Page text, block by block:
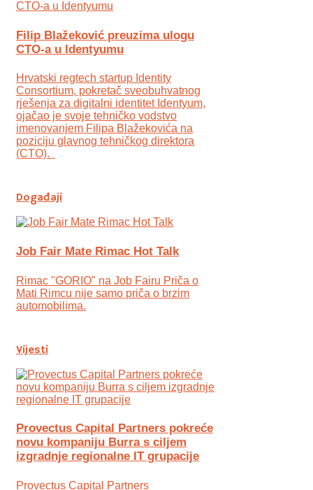
Filip Blažeković preuzima ulogu
CTO-a u Identyumu
Hrvatski regtech startup Identity
Consortium, pokretač sveobuhvatnog
rješenja za digitalni identitet Identyum,
ojаčao je svoje tehničko vodstvo
imenovanjem Filipa Blažekovića na
poziciju glavnog tehničkog direktora
(CTO).
Događaji
Job Fair Mate Rimac Hot Talk
Rimac "GORIO" na Job Fairu Priča o
Mati Rimcu nije samo priča o brzim
automobilima.
Vijesti
Provectus Capital Partners pokreće
novu kompaniju Burra s ciljem
izgradnje regionalne IT grupacije
Provectus Capital Partners